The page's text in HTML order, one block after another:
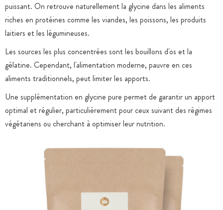
puissant. On retrouve naturellement la glycine dans les aliments
riches en protéines comme les viandes, les poissons, les produits
laitiers et les légumineuses.
Les sources les plus concentrées sont les bouillons d'os et la
gélatine. Cependant, l'alimentation moderne, pauvre en ces
aliments traditionnels, peut limiter les apports.
Une supplémentation en glycine pure permet de garantir un apport
optimal et régulier, particulièrement pour ceux suivant des régimes
végétariens ou cherchant à optimiser leur nutrition.